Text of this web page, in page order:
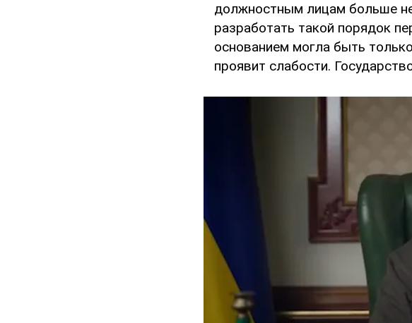
должностным лицам больше
разработать такой порядок
основанием могла быть
проявит слабости.